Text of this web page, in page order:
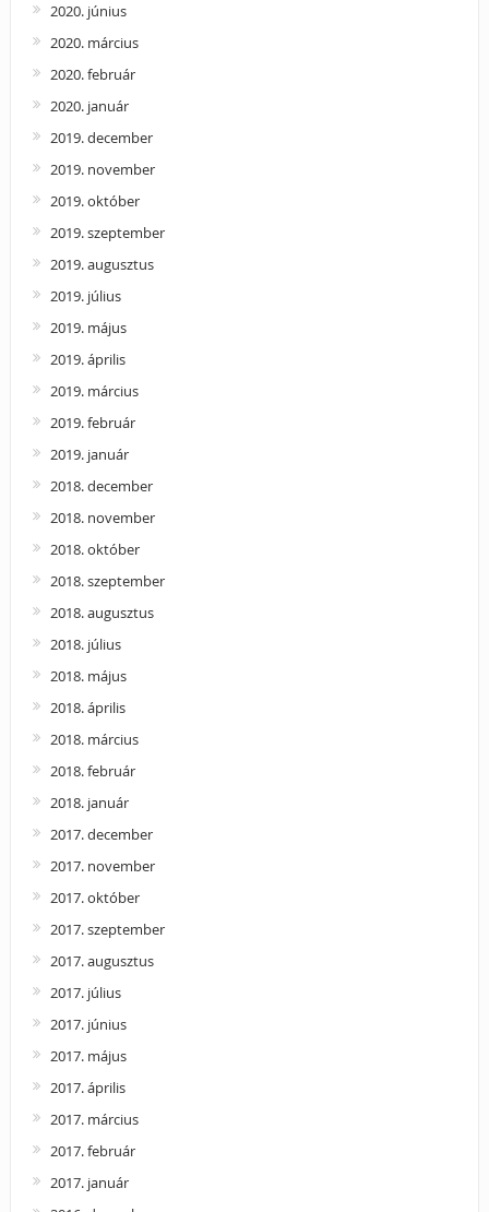
2020. június
2020. március
2020. február
2020. január
2019. december
2019. november
2019. október
2019. szeptember
2019. augusztus
2019. július
2019. május
2019. április
2019. március
2019. február
2019. január
2018. december
2018. november
2018. október
2018. szeptember
2018. augusztus
2018. július
2018. május
2018. április
2018. március
2018. február
2018. január
2017. december
2017. november
2017. október
2017. szeptember
2017. augusztus
2017. július
2017. június
2017. május
2017. április
2017. március
2017. február
2017. január